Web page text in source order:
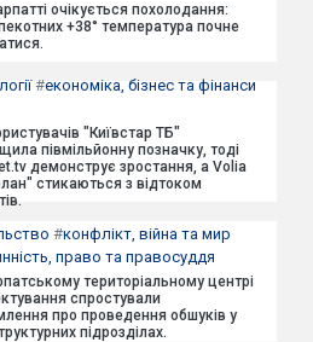
очікується похолодання:
+38° температура почне
#економіка, бізнес та фінанси
"Київстар ТБ"
півмільйонну позначку, тоді
демонструє зростання, а Volia
стикаються з відтоком
#конфлікт, війна та мир
право та правосуддя
територіальному центрі
спростували
про проведення обшуків у
підрозділах.